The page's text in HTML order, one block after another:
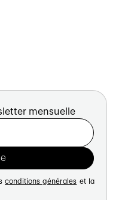
mensuelle
conditions générales et la